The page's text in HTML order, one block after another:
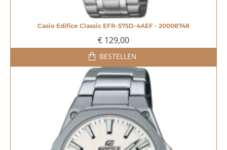
Casio Edifice Classic EFR-575D-4AEF - 20008748
€ 129,00
BESTELLEN